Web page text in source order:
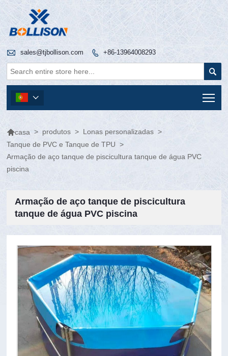
 sales@tjbollison.com  +86-13964008293


casa > produtos > Lonas personalizadas >
Tanque de PVC e Tanque de TPU >
Armação de aço tanque de piscicultura tanque de água PVC
piscina
Armação de aço tanque de piscicultura
tanque de água PVC piscina